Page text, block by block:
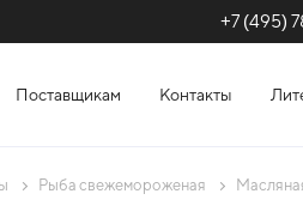
+7 (495)
Поставщикам Контакты
Рыба свежемороженая